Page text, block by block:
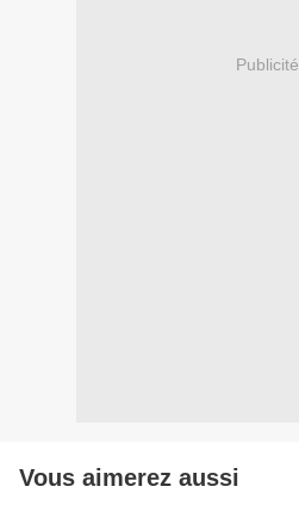
Publicité
Vous aimerez aussi